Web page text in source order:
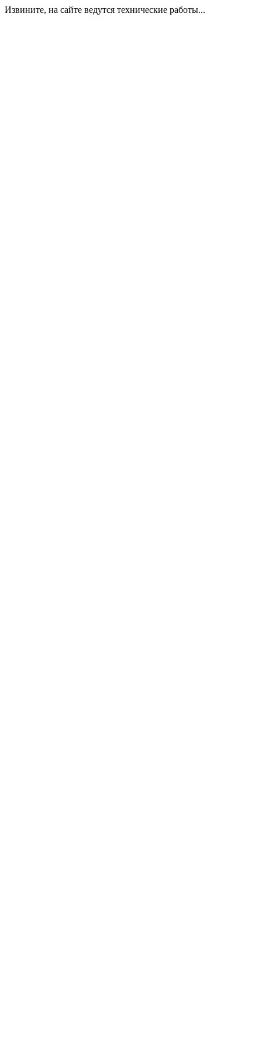
Извините, на сайте ведутся технические работы...